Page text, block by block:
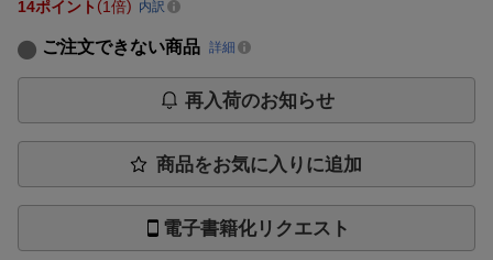
14ポイント 1倍 内訳
ご注文できない商品 詳細
再入荷のお知らせ
商品をお気に入りに追加
電子書籍化リクエスト